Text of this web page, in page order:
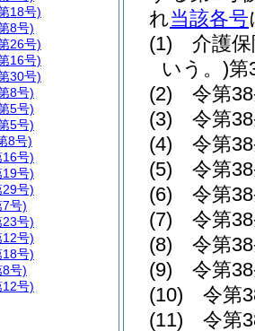
れ当該各号
(1)
介護
いう。)第
(2)
令第
(3)
令第
(4)
令第
(5)
令第
(6)
令第
(7)
令第
(8)
令第
(9)
令第
(10)
令第
(11)
令第
18号)
8号)
26号)
16号)
30号)
8号)
5号)
5号)
8号)
号)
号)
号)
号)
号)
号)
号)
号)
号)